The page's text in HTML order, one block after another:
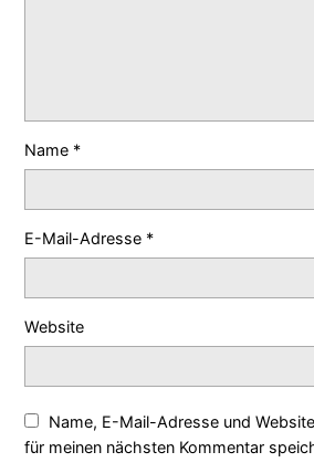
Name *
E-Mail-Adresse *
Website
Name, E-Mail-Adresse und
für meinen nächsten Kommentar